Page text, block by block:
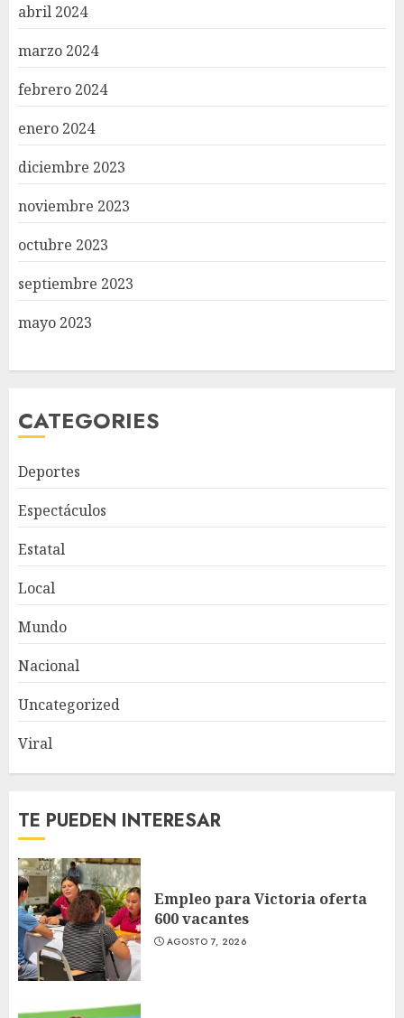
abril 2024
marzo 2024
febrero 2024
enero 2024
diciembre 2023
noviembre 2023
octubre 2023
septiembre 2023
mayo 2023
CATEGORIES
Deportes
Espectáculos
Estatal
Local
Mundo
Nacional
Uncategorized
Viral
TE PUEDEN INTERESAR
Empleo para Victoria oferta
600 vacantes
AGOSTO 7, 2026